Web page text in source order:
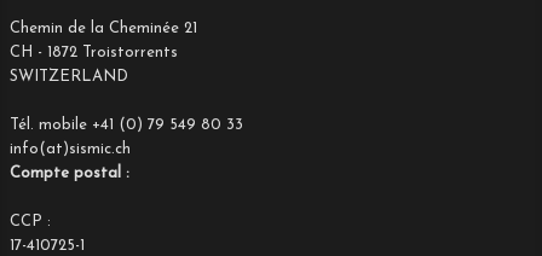
Chemin de la Cheminée 21
CH - 1872 Troistorrents
SWITZERLAND
Tél. mobile +41 (0) 79 549 80 33
info(at)sismic.ch
Compte postal :
CCP :
17-410725-1